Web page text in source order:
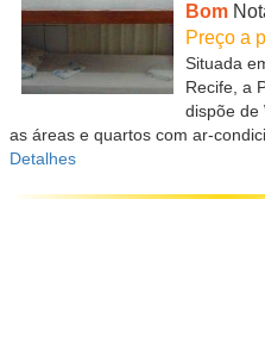
Bom
Preço a
Situada
Recife, a
dispõe de
as áreas e quartos com ar-
Detalhes